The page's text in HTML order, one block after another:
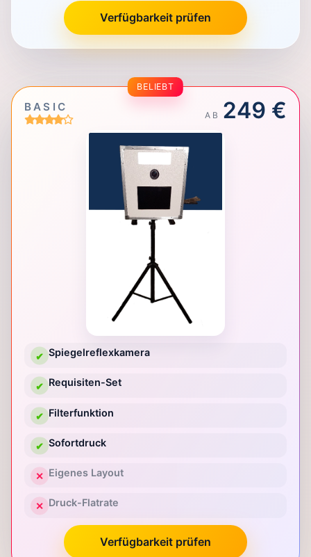
Verfügbarkeit prüfen
BELIEBT
BASIC
AB 249 €
✔ Spiegelreflexkamera
✔ Requisiten-Set
✔ Filterfunktion
✔ Sofortdruck
✕ Eigenes Layout
✕ Druck-Flatrate
Verfügbarkeit prüfen